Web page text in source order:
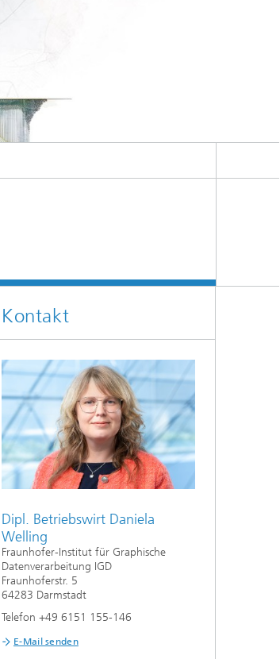
Digital Ocean Lab
Kontakt
Dipl. Betriebswirt Daniela
Welling
Fraunhofer-Institut für Graphische
Datenverarbeitung IGD
Fraunhoferstr. 5
64283 Darmstadt
Telefon +49 6151 155-146
E-Mail senden